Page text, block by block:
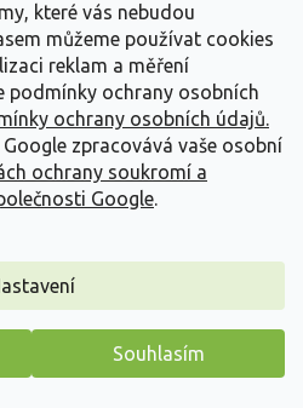
které vás nebudou
můžeme používat cookies
reklam a měření
podmínky ochrany osobních
ochrany osobních údajů.
zpracovává vaše osobní
ochrany soukromí a
Google.
Souhlasím
hexapetala
vás malý dárek